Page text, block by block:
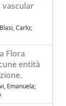
Carlo;
Flora
entità
Emanuela;